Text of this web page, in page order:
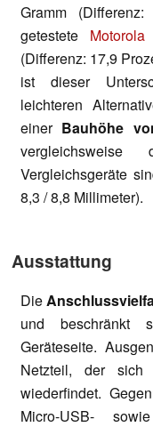
Gramm
getestete
(Differenz: 17,9
ist dieser
leichteren
einer Bauhöhe
Vergleichsgeräte
8,3 / 8,8 Millimeter).
Ausstattung
Die
und beschränkt
Geräteseite.
Netzteil, der
wiederfindet.
Micro-USB-